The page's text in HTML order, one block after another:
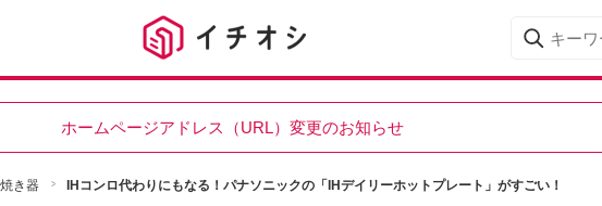
ホームページアドレス（URL）変更のお知らせ
き器 IHコンロ代わりにもなる！パナソニックの「IHデイリーホットプレート」がすごい！